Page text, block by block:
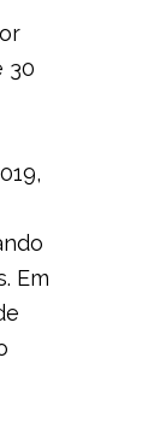
30
Em